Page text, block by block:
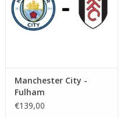
Manchester City -
Fulham
€139,00